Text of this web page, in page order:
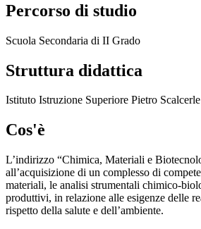
Percorso di studio
Scuola Secondaria di II Grado
Struttura didattica
Istituto Istruzione Superiore Pietro Scalcerle
Cos'è
L’indirizzo “Chimica, Materiali e
all’acquisizione di un complesso di
materiali, le analisi strumentali chimico-
produttivi, in relazione alle esigenze delle
rispetto della salute e dell’ambiente.